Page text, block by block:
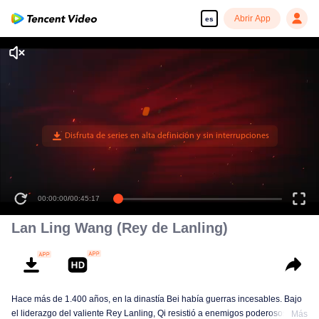
es Abrir App
00:00:00/00:45:17
Lan Ling Wang (Rey de Lanling)
Hace más de 1.400 años, en la dinastía Bei había guerras incesables. Bajo
el liderazgo del valiente Rey Lanling, Qi resistió a enemigos poderosos yMás